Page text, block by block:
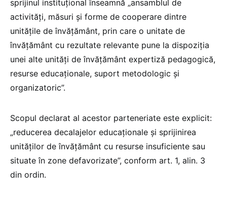
sprijinul instituțional înseamnă „ansamblul de
activități, măsuri și forme de cooperare dintre
unitățile de învățământ, prin care o unitate de
învățământ cu rezultate relevante pune la dispoziția
unei alte unități de învățământ expertiză pedagogică,
resurse educaționale, suport metodologic și
organizatoric”.
Scopul declarat al acestor parteneriate este explicit:
„reducerea decalajelor educaționale și sprijinirea
unităților de învățământ cu resurse insuficiente sau
situate în zone defavorizate”, conform art. 1, alin. 3
din ordin.